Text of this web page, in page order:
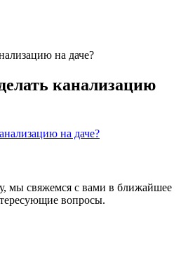
на даче?
канализацию
мы свяжемся с вами в ближайшее
вопросы.